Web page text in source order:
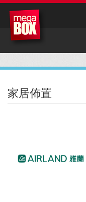
家居佈置